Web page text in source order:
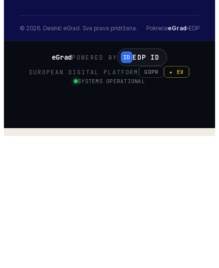
© 2026. Desinić eGrad. Sva prava pridržana. PokrećeeGrad EDP
eGradPOWERED BY ID EDP ID
EUROPEAN DIGITAL PLATFORM GDPR
★ EU
SYSTEMS OPERATIONAL